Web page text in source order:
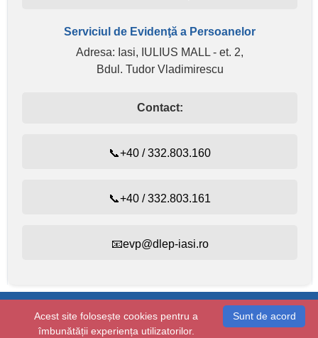
Serviciul de Evidenţă a Persoanelor
Adresa: Iasi, IULIUS MALL - et. 2,
Bdul. Tudor Vladimirescu
Contact:
📞+40 / 332.803.160
📞+40 / 332.803.161
📧evp@dlep-iasi.ro
+40 / 332.803.160
Starea civilă:
+40 / 232.410.314Sunt de acord
Acest site folosește cookies pentru a
îmbunătății experiența utilizatorilor.